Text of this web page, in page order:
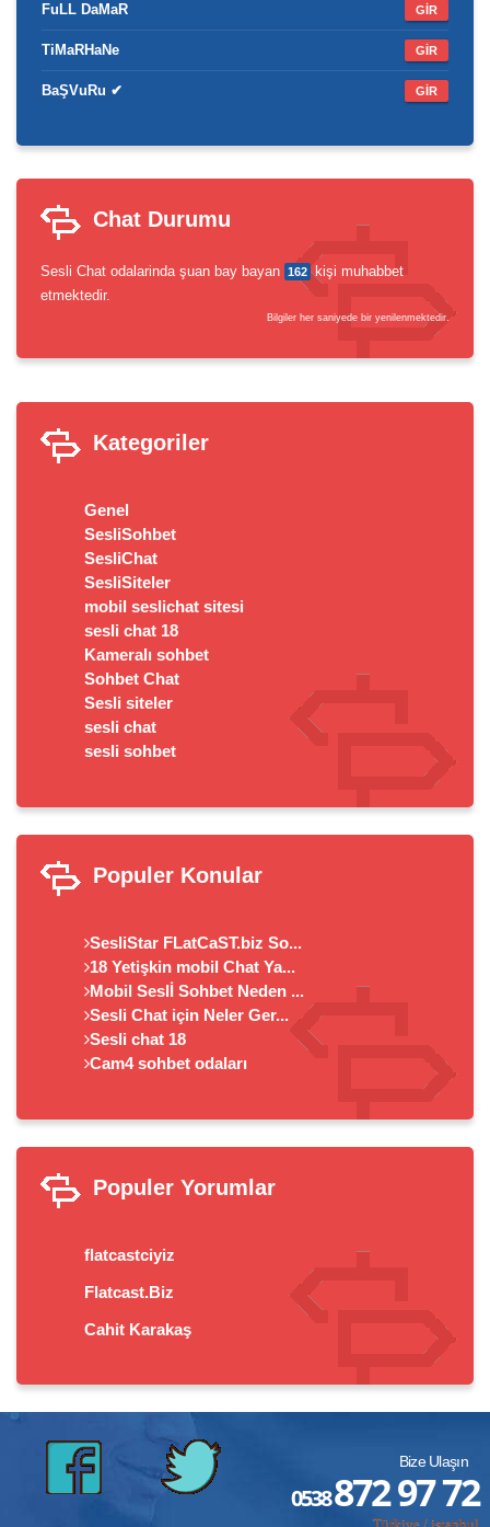
FuLL DaMaR GİR
TiMaRHaNe GİR
BaŞVuRu ✔ GİR
Chat Durumu
Sesli Chat odalarinda şuan bay bayan 162 kişi muhabbet
etmektedir.
Bilgiler her saniyede bir yenilenmektedir.
Kategoriler
Genel
SesliSohbet
SesliChat
SesliSiteler
mobil seslichat sitesi
sesli chat 18
Kameralı sohbet
Sohbet Chat
Sesli siteler
sesli chat
sesli sohbet
Populer Konular
SesliStar FLatCaST.biz So...
18 Yetişkin mobil Chat Ya...
Mobil Seslİ Sohbet Neden ...
Sesli Chat için Neler Ger...
Sesli chat 18
Cam4 sohbet odaları
Populer Yorumlar
flatcastciyiz
Flatcast.Biz
Cahit Karakaş
Bize Ulaşın
0538872 97 72